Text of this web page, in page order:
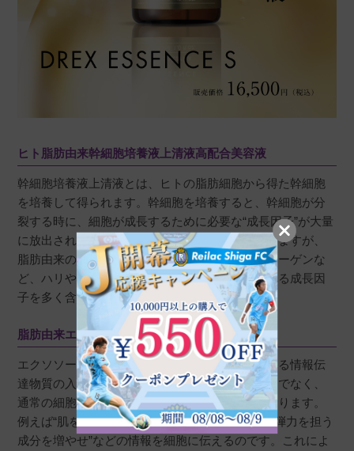
2本目です。こちらを使い始めて驚いたことは、
赤みが凄く気になっていたのですが、ほとんど
けます。
パメラ 購入者
東京都 50代
投稿日
2024/10/29
リピしてます。
肌の調子が良くなります！
毛穴も目立ちにくくなりました。
また購入予定です。おすすめです。
ヒト脂肪由来幹細胞培養液上清液高配合美容液
幹細胞培養液上清液とは、ヒトの脂肪細胞から得た幹細胞
を培養して得られます。幹細胞を培養すると、幹細胞が分
裂する時に、細胞が成長するために必要な“成長因子”が大量
に放出されます。成長因子には様々な種類がありますが、
脂肪由来の幹細胞はタンパク質でできているコラーゲンな
ど、ハリや弾力に関わる成分を含むFGFと呼ばれる成長因
子を多く含んでいると言われています。
脂肪由来エクソソーム
エクソソームとは、幹細胞がほかの細胞へ分泌する情報伝
達物質の入ったカプセルです。各種成長因子だけでなく、
通常の細胞にも働きかける情報を伝える働きがあります。
例えば“肌を白くしろ”“潤い成分を増やせ”“ハリ・弾力を担う
成分を増やせ”などの情報を細胞に伝えるのです。これによ